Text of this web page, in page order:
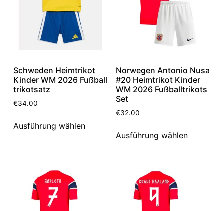
Schweden Heimtrikot
Kinder WM 2026 Fußball
trikotsatz
€34.00
Ausführung wählen
Norwegen Antonio Nusa
#20 Heimtrikot Kinder
WM 2026 Fußballtrikots
Set
€32.00
Ausführung wählen